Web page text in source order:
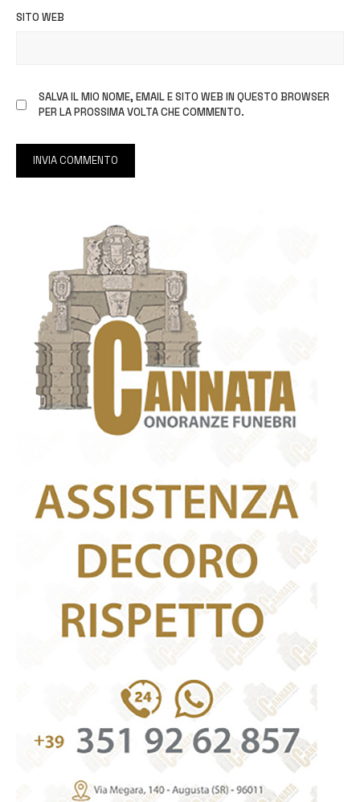
SITO WEB
SALVA IL MIO NOME, EMAIL E SITO WEB IN QUESTO BROWSER
PER LA PROSSIMA VOLTA CHE COMMENTO.